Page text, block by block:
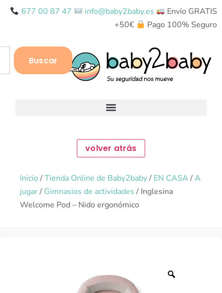
677 00 87 47 info@baby2baby.es
Envío GRATIS
+50€
Pago 100% Seguro
Buscar
Inicio /Tienda Online de Baby2baby/ EN CASA /A
jugar/ Gimnasios de actividades / Inglesina
Welcome Pod – Nido ergonómico